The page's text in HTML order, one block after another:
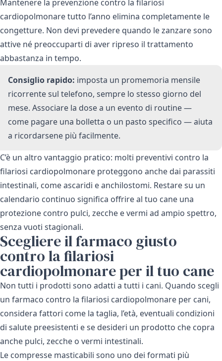
Mantenere la prevenzione contro la filariosi
cardiopolmonare tutto l’anno elimina completamente le
congetture. Non devi prevedere quando le zanzare sono
attive né preoccuparti di aver ripreso il trattamento
abbastanza in tempo.
Consiglio rapido: imposta un promemoria mensile
ricorrente sul telefono, sempre lo stesso giorno del
mese. Associare la dose a un evento di routine —
come pagare una bolletta o un pasto specifico — aiuta
a ricordarsene più facilmente.
C’è un altro vantaggio pratico: molti preventivi contro la
filariosi cardiopolmonare proteggono anche dai parassiti
intestinali, come ascaridi e anchilostomi. Restare su un
calendario continuo significa offrire al tuo cane una
protezione contro pulci, zecche e vermi ad ampio spettro,
senza vuoti stagionali.
Scegliere il farmaco giusto
contro la filariosi
cardiopolmonare per il tuo cane
Non tutti i prodotti sono adatti a tutti i cani. Quando scegli
un farmaco contro la filariosi cardiopolmonare per cani,
considera fattori come la taglia, l’età, eventuali condizioni
di salute preesistenti e se desideri un prodotto che copra
anche pulci, zecche o vermi intestinali.
Le compresse masticabili sono uno dei formati più